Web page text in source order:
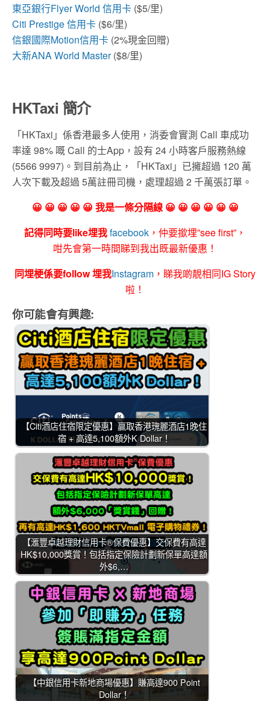
東亞銀行Flyer World 信用卡 ($5/里)
Citi Prestige信用卡 ($6/里)
信銀國際Motion信用卡 (2%現金回贈)
大新ANA World Master($8/里)
HKTaxi 簡介
「HKTaxi」係香港最多人使用，消委會實測 Call 車成功
率達 98% 嘅 Call 的士App，設有 24 小時客戶服務熱線
(5566 9997)。到目前為止，「HKTaxi」已擁超過 120 萬
人次下載及超過 5萬註冊司機，處理超過 2 千萬張訂單。
😀 😀 😀 😀 😀 我是一條分隔線 😀 😀 😀 😀 😀 😀
記得同時要like埋我facebook ，仲要撳埋”see first”，
咁先會第一時間睇到我出既最新優惠！
同埋梗係要follow 埋我Instagram ，睇我啲靚相同IG Story
啦！
你可能會有興趣:
【Citi酒店住宿限定優惠】贏取香港瑰麗酒店1晚住
宿 + 高達5,100額外K Dollar！
【滙豐卓越理財信用卡®保費優惠】交保費有高達
HK$10,000獎賞！包括指定保險計劃新保單高達額
外$6,…
【中銀信用卡新地商場優惠】賺高達900 Point
Dollar！